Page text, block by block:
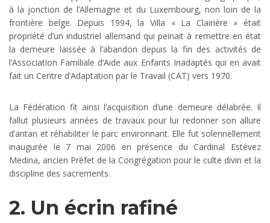
à la jonction de l’Allemagne et du Luxembourg, non loin de la
frontière belge. Depuis 1994, la Villa « La Clairière » était
propriété d’un industriel allemand qui peinait à remettre en état
la demeure laissée à l’abandon depuis la fin des activités de
l’Association Familiale d’Aide aux Enfants Inadaptés qui en avait
fait un Centre d’Adaptation par le Travail (CAT) vers 1970.
La Fédération fit ainsi l’acquisition d’une demeure délabrée. Il
fallut plusieurs années de travaux pour lui redonner son allure
d’antan et réhabiliter le parc environnant. Elle fut solennellement
inaugurée le 7 mai 2006 en présence du Cardinal Estévez
Medina, ancien Préfet de la Congrégation pour le culte divin et la
discipline des sacrements.
2. Un écrin rafiné